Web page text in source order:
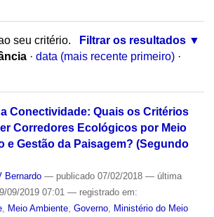
seu critério.
Filtrar os resultados
· data (mais recente primeiro) ·
Conectividade: Quais os Critérios
Corredores Ecológicos por Meio
e Gestão da Paisagem? (Segundo
Bernardo — publicado07/02/2018 — última
09/2019 07:01 — registrado em:
, Meio Ambiente, Governo,
Ministério do Meio